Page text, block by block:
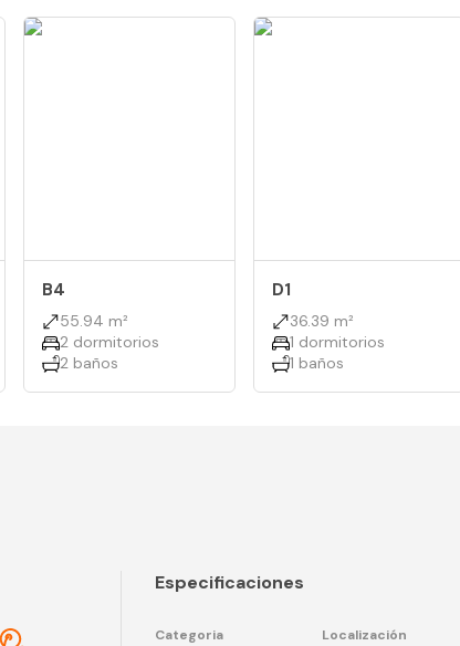
B4
55.94 m²
2 dormitorios
2 baños
D1
36.39 m²
1 dormitorios
1 baños
Especificaciones
Categoria Localización